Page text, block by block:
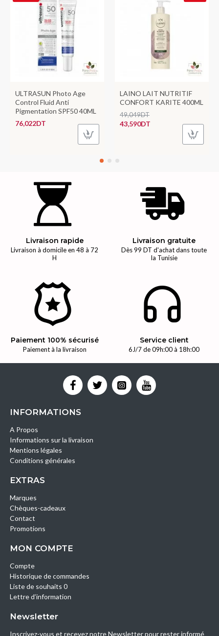
ULTRASUN Photo Age
Control Fluid Anti
Pigmentation SPF50 40ML
76,022DT
LAINO LAIT NUTRITIF
CONFORT KARITE 400ML
43,590DT
49,049DT
Livraison rapide
Livraison à domicile en 48 à 72
H
Livraison gratuite
Dès 99 DT d'achat dans toute
la Tunisie
Paiement 100% sécurisé
Paiement à la livraison
Service client
6J/7 de 09h:00 à 18h:00
INFORMATIONS
A Propos
Informations sur la livraison
Mentions légales
Conditions générales
EXTRAS
Marques
Chèques-cadeaux
Contact
Promotions
MON COMPTE
Compte
Historique de commandes
Liste de souhaits 0
Lettre d’information
Newsletter
Inscrivez-vous et recevez notre Newsletter pour rester informé